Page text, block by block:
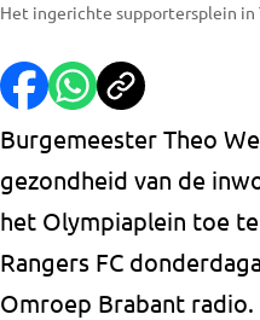
Het ingerichte supportersplein in
Burgemeester Theo
gezondheid van de
het Olympiaplein toe
Rangers FC
Omroep Brabant